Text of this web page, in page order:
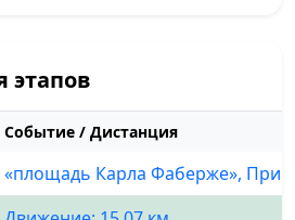
этапов
Событие / Дистанция
«площадь Карла Фаберже»,